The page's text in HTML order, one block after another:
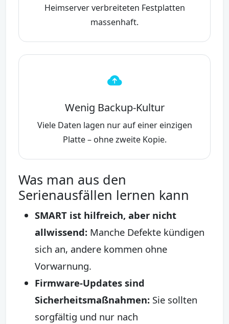
Heimserver verbreiteten Festplatten
massenhaft.
Wenig Backup-Kultur
Viele Daten lagen nur auf einer einzigen
Platte – ohne zweite Kopie.
Was man aus den
Serienausfällen lernen kann
SMART ist hilfreich, aber nicht
allwissend: Manche Defekte kündigen
sich an, andere kommen ohne
Vorwarnung.
Firmware-Updates sind
Sicherheitsmaßnahmen: Sie sollten
sorgfältig und nur nach